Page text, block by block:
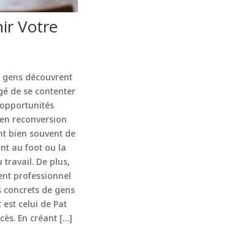
Votre
découvrent
de se contenter
reconversion
bien souvent de
au foot ou la
travail. De plus,
professionnel
de gens
celui de Pat
En créant […]